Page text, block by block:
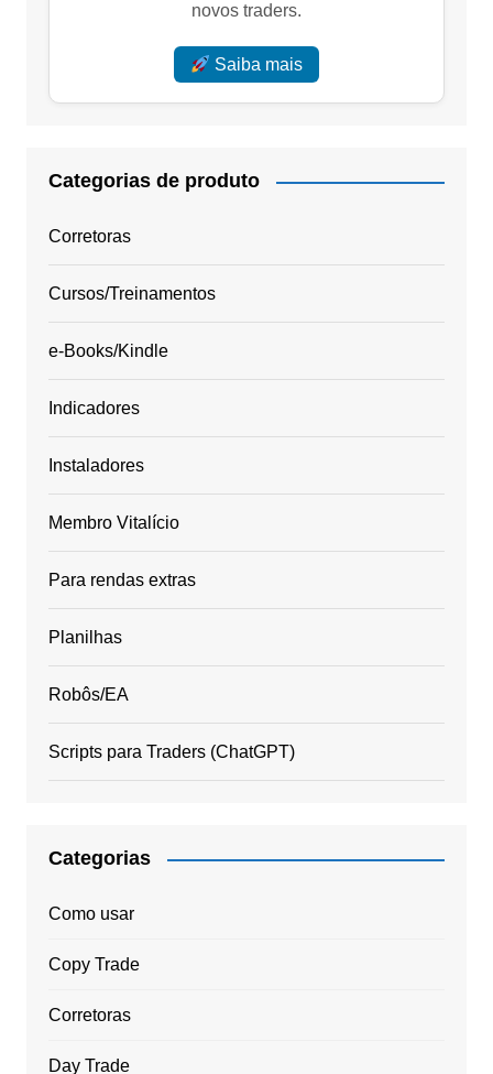
novos traders.
Saiba mais
Categorias de produto
Corretoras
Cursos/Treinamentos
e-Books/Kindle
Indicadores
Instaladores
Membro Vitalício
Para rendas extras
Planilhas
Robôs/EA
Scripts para Traders (ChatGPT)
Categorias
Como usar
Copy Trade
Corretoras
Day Trade